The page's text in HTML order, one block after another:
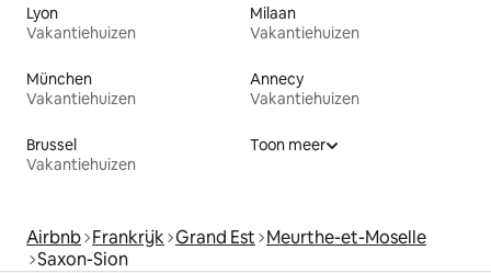
Lyon
Vakantiehuizen
Milaan
Vakantiehuizen
München
Vakantiehuizen
Annecy
Vakantiehuizen
Brussel
Vakantiehuizen
Toon meer
Airbnb Frankrijk Grand Est Meurthe-et-Moselle
Saxon-Sion